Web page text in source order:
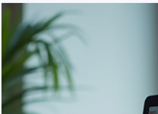
Les entreprises marocaines font face à un
défi majeur : se démarquer dans un
marché digital en pleine expansion. La
concurrence est rude, et la visibilité en
ligne devient un enjeu crucial pour attirer
fidéliser les clients. Pourtant, beaucoup
peinent à exploiter pleinement les outils
numériques disponibles. Je vais vous
montrer comment des solutions digitales